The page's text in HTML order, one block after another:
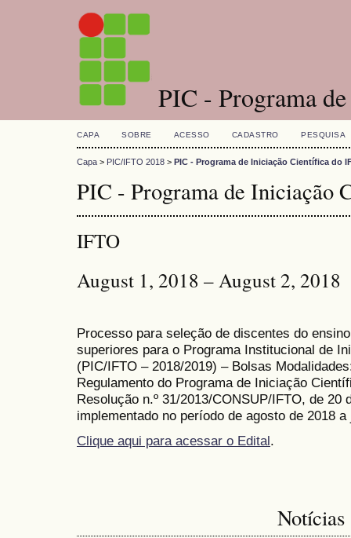
PIC - Programa
CAPA SOBRE ACESSO CADASTRO PESQUISA
Capa > PIC/IFTO 2018 > PIC - Programa de Iniciação Científica do
PIC - Programa de Iniciação
IFTO
August 1, 2018 – August 2, 2018
Processo para seleção de discentes do
superiores para o Programa Institucional de
(PIC/IFTO – 2018/2019) – Bolsas
Regulamento do Programa de Iniciação
Resolução n.º 31/2013/CONSUP/IFTO, de 20
implementado no período de agosto de 2018
Clique aqui para acessar o Edital.
Notícias